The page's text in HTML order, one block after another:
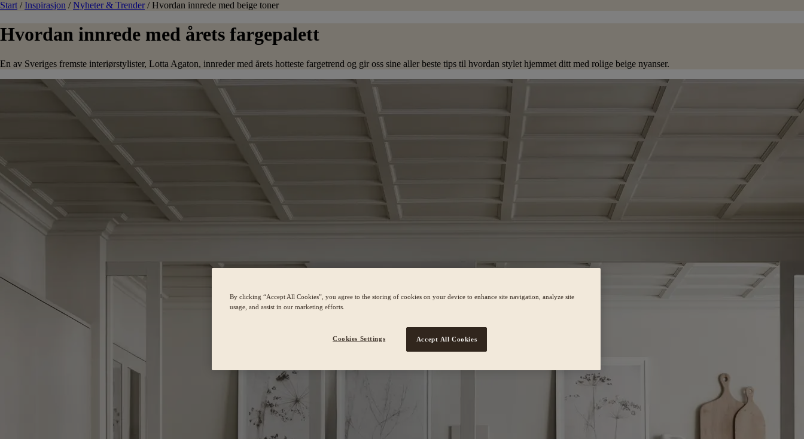
Start / Inspirasjon / Nyheter & Trender / Hvordan innrede med beige toner
Hvordan innrede med årets fargepalett
En av Sveriges fremste interiørstylister, Lotta Agaton, innreder med årets hotteste fargetrend og gir oss sine aller beste tips til hvordan stylet hjemmet ditt med rolige beige nyanser.
By clicking “Accept All Cookies”, you agree to the storing of cookies on your device to enhance site navigation, analyze site
usage, and assist in our marketing efforts.
Cookies Settings Accept All Cookies